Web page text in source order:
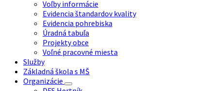
Voľby informácie
Evidencia štandardov kvality
Evidencia pohrebiska
Úradná tabuľa
Projekty obce
Voľné pracovné miesta
Služby
Základná škola s MŠ
Organizácie